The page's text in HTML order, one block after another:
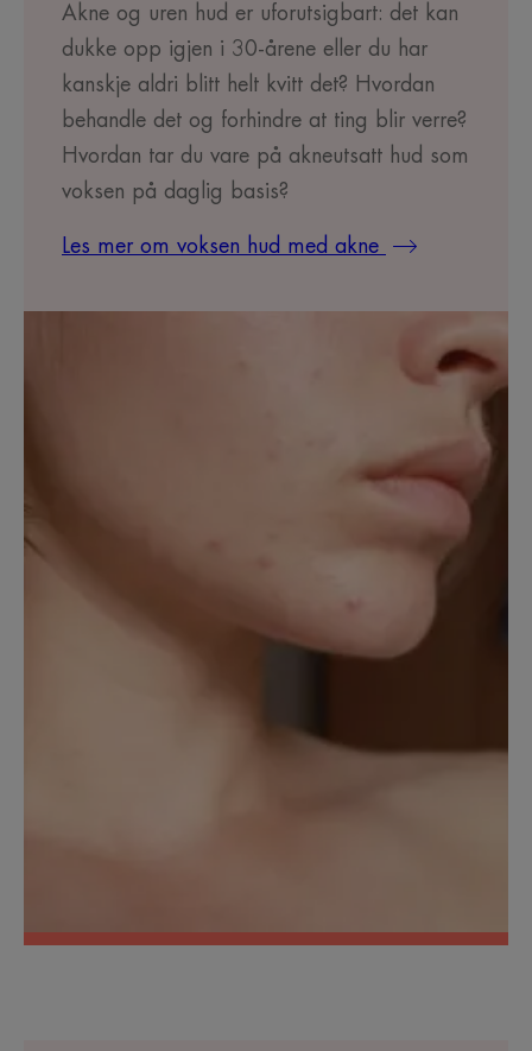
Akne og uren hud er uforutsigbart: det kan
dukke opp igjen i 30-årene eller du har
kanskje aldri blitt helt kvitt det? Hvordan
behandle det og forhindre at ting blir verre?
Hvordan tar du vare på akneutsatt hud som
voksen på daglig basis?
Les mer om voksen hud med akne